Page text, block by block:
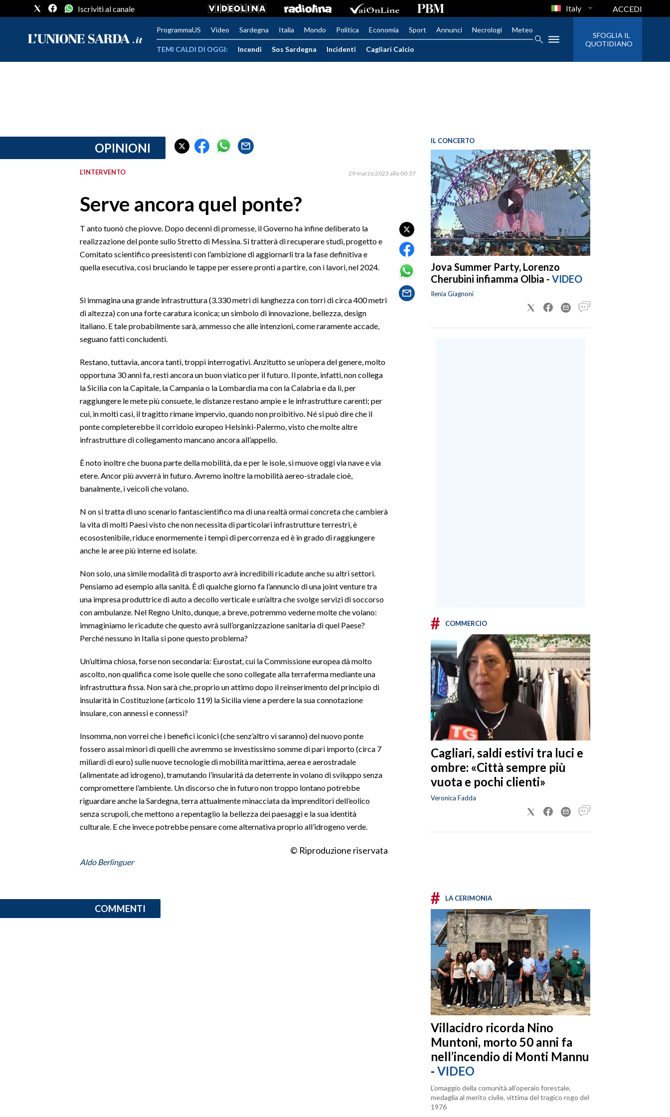
PROVINCIA DI CAGLIARI
ORISTANO E PROVINCIA
RISULTATI E CLASSIFICHE
Iscriviti al canale Italy ACCEDI
ProgrammaUS Video Sardegna Italia Mondo Politica Economia Sport Annunci Necrologi Meteo
TEMI CALDI DI OGGI: Incendi Sos Sardegna Incidenti Cagliari Calcio
SFOGLIA IL
QUOTIDIANO
OPINIONI
L’INTERVENTO 29 marzo 2023 alle 00:37
Serve ancora quel ponte?
T anto tuonò che piovve. Dopo decenni di promesse, il Governo ha infine deliberato la
realizzazione del ponte sullo Stretto di Messina. Si tratterà di recuperare studi, progetto e
Comitato scientifico preesistenti con l’ambizione di aggiornarli tra la fase definitiva e
quella esecutiva, così bruciando le tappe per essere pronti a partire, con i lavori, nel 2024.
Si immagina una grande infrastruttura (3.330 metri di lunghezza con torri di circa 400 metri
di altezza) con una forte caratura iconica; un simbolo di innovazione, bellezza, design
italiano. E tale probabilmente sarà, ammesso che alle intenzioni, come raramente accade,
seguano fatti concludenti.
Restano, tuttavia, ancora tanti, troppi interrogativi. Anzitutto se un’opera del genere, molto
opportuna 30 anni fa, resti ancora un buon viatico per il futuro. Il ponte, infatti, non collega
la Sicilia con la Capitale, la Campania o la Lombardia ma con la Calabria e da lì, per
raggiungere le mete più consuete, le distanze restano ampie e le infrastrutture carenti; per
cui, in molti casi, il tragitto rimane impervio, quando non proibitivo. Né si può dire che il
ponte completerebbe il corridoio europeo Helsinki-Palermo, visto che molte altre
infrastrutture di collegamento mancano ancora all’appello.
È noto inoltre che buona parte della mobilità, da e per le isole, si muove oggi via nave e via
etere. Ancor più avverrà in futuro. Avremo inoltre la mobilità aereo-stradale cioè,
banalmente, i veicoli che volano.
N on si tratta di uno scenario fantascientifico ma di una realtà ormai concreta che cambierà
la vita di molti Paesi visto che non necessita di particolari infrastrutture terrestri, è
ecosostenibile, riduce enormemente i tempi di percorrenza ed è in grado di raggiungere
anche le aree più interne ed isolate.
Non solo, una simile modalità di trasporto avrà incredibili ricadute anche su altri settori.
Pensiamo ad esempio alla sanità. È di qualche giorno fa l’annuncio di una joint venture tra
una impresa produttrice di auto a decollo verticale e un’altra che svolge servizi di soccorso
con ambulanze. Nel Regno Unito, dunque, a breve, potremmo vederne molte che volano:
immaginiamo le ricadute che questo avrà sull’organizzazione sanitaria di quel Paese?
Perché nessuno in Italia si pone questo problema?
Un’ultima chiosa, forse non secondaria: Eurostat, cui la Commissione europea dà molto
ascolto, non qualifica come isole quelle che sono collegate alla terraferma mediante una
infrastruttura fissa. Non sarà che, proprio un attimo dopo il reinserimento del principio di
insularità in Costituzione (articolo 119) la Sicilia viene a perdere la sua connotazione
insulare, con annessi e connessi?
Insomma, non vorrei che i benefici iconici (che senz’altro vi saranno) del nuovo ponte
fossero assai minori di quelli che avremmo se investissimo somme di pari importo (circa 7
miliardi di euro) sulle nuove tecnologie di mobilità marittima, aerea e aerostradale
(alimentate ad idrogeno), tramutando l’insularità da deterrente in volano di sviluppo senza
compromettere l’ambiente. Un discorso che in futuro non troppo lontano potrebbe
riguardare anche la Sardegna, terra attualmente minacciata da imprenditori dell’eolico
senza scrupoli, che mettono a repentaglio la bellezza dei paesaggi e la sua identità
culturale. E che invece potrebbe pensare come alternativa proprio all’idrogeno verde.
© Riproduzione riservata
Aldo Berlinguer
COMMENTI
IL CONCERTO
Jova Summer Party, Lorenzo
Cherubini infiamma Olbia - VIDEO
Ilenia Giagnoni
# COMMERCIO
Cagliari, saldi estivi tra luci e
ombre: «Città sempre più
vuota e pochi clienti»
Veronica Fadda
# LA CERIMONIA
Villacidro ricorda Nino
Muntoni, morto 50 anni fa
nell’incendio di Monti Mannu
- VIDEO
L’omaggio della comunità all’operaio forestale,
medaglia al merito civile, vittima del tragico rogo del
1976